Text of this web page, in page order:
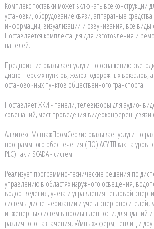
Комплекс поставки может включать все конструкции
установки, оборудование связи, аппаратные
информации, визуализации и озвучивания, все виды
Поставляется комплектация для изготовления и
панелей.
Предприятие оказывает услуги по оснащению
диспетчерских пунктов, железнодорожных вокзалов,
остановочных пунктов общественного транспорта.
Поставляет ЖКИ - панели, телевизоры для аудио-
совещаний, мест проведения видеоконференцсвязи
Алвитекс-МонтажПромСервис оказывает услуги по
программного обеспечения (ПО) АСУ ТП как на
PLC) так и SCADA - систем.
Реализует программно-технические решения по
управлению в областях наружного освещения,
водоотведения, учета и управления тепловой
системы диспетчеризации и учета энергоносителей,
инженерных систем в промышленности, для зданий
различного назначения, «Умных» ферм, теплиц и